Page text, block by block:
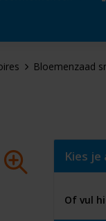
Bloemenzaad
Kies je
Of vul